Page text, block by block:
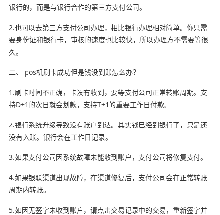
银行的，而是与银行合作的第三方支付公司。
2.也可以去第三方支付公司办理，相比银行办理相对简单。你只需
要身份证和银行卡，审核的速度也比较快，所以办理方不需要等很
久。
二、 pos机刷卡成功但是钱没到账怎么办？
1.刷卡时间不正确，卡没有收到，要等支付公司正常转账周期。支
持D+1的次日就会划款，支持T+1的重要工作日付款。
2.银行系统升级导致没有账户到达。其实钱已经到银行了，只是还
没有入账。银行会在工作日记录。
3.如果支付公司因系统故障未能收到账户，支付公司将修复支付。
4.如果银联渠道出现故障，在渠道修复后，支付公司会在正常转账
周期内转账。
5.如因无签字未收到账户，请点击交易记录中的交易，重新签字并